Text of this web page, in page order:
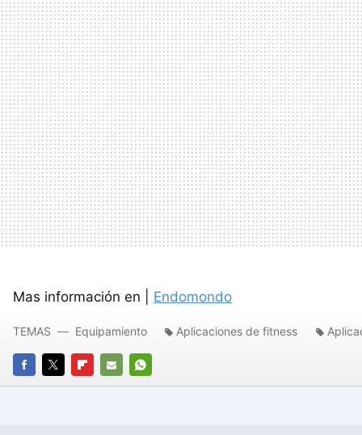
Mas información en | Endomondo
FACEBOOK
TWITTERFLIPBOARD
E-
WHATSAPP
TEMAS Equipamiento Aplicaciones de fitness